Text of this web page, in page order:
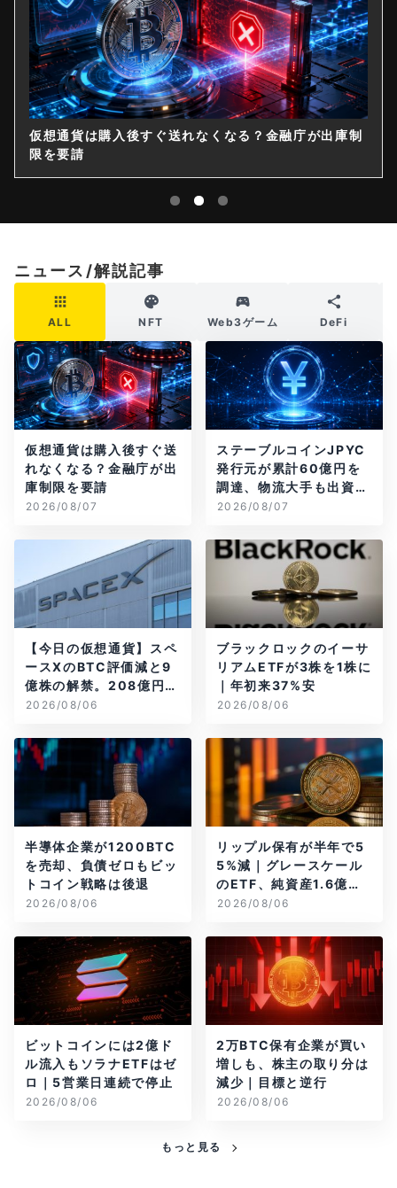
仮想通貨は購入後すぐ送れなくなる？金融庁が出庫制
限を要請
ニュース/解説記事
ALL NFT Web3ゲーム DeFi
仮想通貨は購入後すぐ送
れなくなる？金融庁が出
庫制限を要請
2026/08/07
ステーブルコインJPYC
発行元が累計60億円を
調達、物流大手も出資参
画
2026/08/07
【今日の仮想通貨】スペ
ースXのBTC評価減と9
億株の解禁。208億円相
当のBTCが盗難
2026/08/06
ブラックロックのイーサ
リアムETFが3株を1株に
｜年初来37%安
2026/08/06
半導体企業が1200BTC
を売却、負債ゼロもビッ
トコイン戦略は後退
2026/08/06
リップル保有が半年で5
5%減｜グレースケール
のETF、純資産1.6億ド
ル減
2026/08/06
ビットコインには2億ド
ル流入もソラナETFはゼ
ロ｜5営業日連続で停止
2026/08/06
2万BTC保有企業が買い
増しも、株主の取り分は
減少｜目標と逆行
2026/08/06
もっと見る